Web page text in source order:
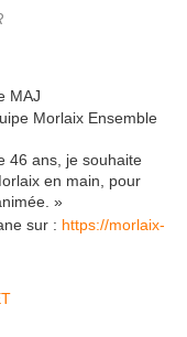
MAJ
Morlaix Ensemble
46 ans, je souhaite
en main, pour
»
sur : https://morlaix-